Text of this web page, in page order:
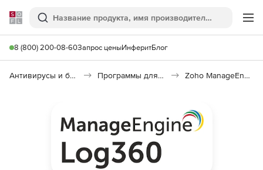
Softline
Поиск
8 (800) 200-08-60Запрос ценыИнферитБлог
Антивирусы и безопасность Программы для защиты информации Zoho ManageEngine Log360